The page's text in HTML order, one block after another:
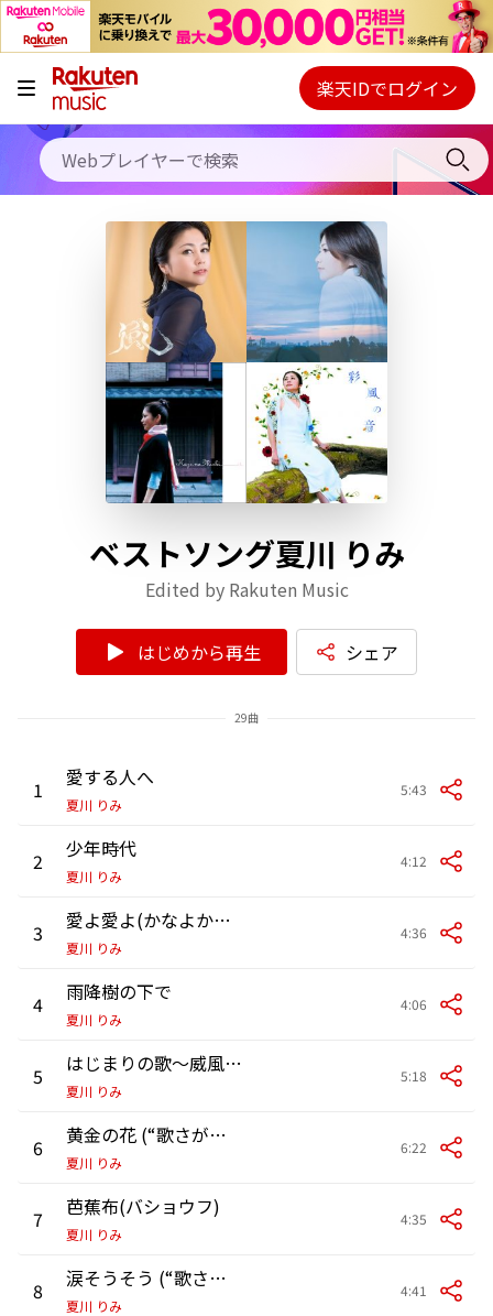
キャンペーン
料金プラン
使い方
初回30日間無料お試し
Webプレイヤー
ご契約内容の確認・変更
楽天IDでログイン
ベストソング夏川 りみ
Edited by Rakuten Music
はじめから再生 シェア
29曲
1 愛する人へ
夏川 りみ
5:43
2 少年時代
夏川 りみ
4:12
3 愛よ愛よ(かなよかなよ)
夏川 りみ
4:36
4 雨降樹の下で
夏川 りみ
4:06
5 はじまりの歌〜威風堂々〜
夏川 りみ
5:18
6 黄金の花 (“歌さがしの旅 2008-2009”Live Version)
夏川 りみ
6:22
7 芭蕉布(バショウフ)
夏川 りみ
4:35
8 涙そうそう (“歌さがしの旅 2008-2009”Live Version)
夏川 りみ
4:41